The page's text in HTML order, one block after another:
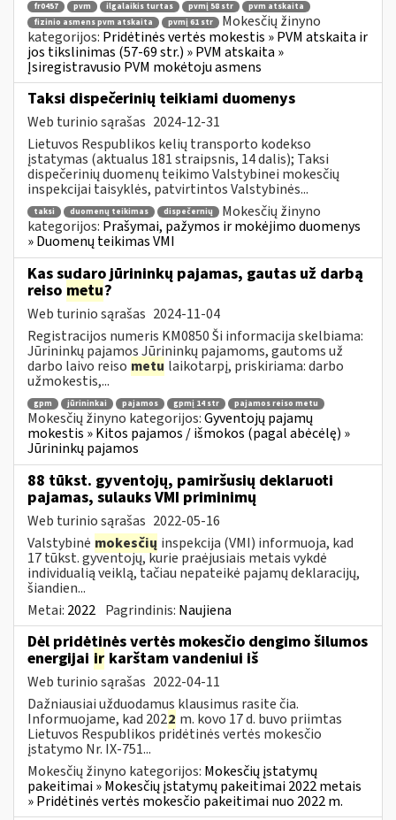
fr0457 pvm ilgalaikis turtas pvmį 58 str
pvm atskaita
fizinio asmens pvm atskaita
pvmį 61 str
Mokesčių žinyno
kategorijos: Pridėtinės vertės mokestis » PVM atskaita ir
jos tikslinimas (57-69 str.) » PVM atskaita »
Įsiregistravusio PVM mokėtoju asmens
Taksi dispečerinių teikiami duomenys
Web turinio sąrašas 2024-12-31
Lietuvos Respublikos kelių transporto kodekso
įstatymas (aktualus 181 straipsnis, 14 dalis); Taksi
dispečerinių duomenų teikimo Valstybinei mokesčių
inspekcijai taisyklės, patvirtintos Valstybinės...
taksi duomenų teikimas dispečernių
Mokesčių žinyno
kategorijos: Prašymai, pažymos ir mokėjimo duomenys
» Duomenų teikimas VMI
Kas sudaro jūrininkų pajamas, gautas už darbą
reiso metu?
Web turinio sąrašas 2024-11-04
Registracijos numeris KM0850 Ši informacija skelbiama:
Jūrininkų pajamos Jūrininkų pajamoms, gautoms už
darbo laivo reiso metu laikotarpį, priskiriama: darbo
užmokestis,...
gpm jūrininkai pajamos gpmį 14 str pajamos reiso metu
Mokesčių žinyno kategorijos:Gyventojų pajamų
mokestis » Kitos pajamos / išmokos (pagal abėcėlę) »
Jūrininkų pajamos
88 tūkst. gyventojų, pamiršusių deklaruoti
pajamas, sulauks VMI priminimų
Web turinio sąrašas 2022-05-16
Valstybinė mokesčių inspekcija (VMI) informuoja, kad
17 tūkst. gyventojų, kurie praėjusiais metais vykdė
individualią veiklą, tačiau nepateikė pajamų deklaracijų,
šiandien...
Metai: 2022 Pagrindinis: Naujiena
Dėl pridėtinės vertės mokesčio dengimo šilumos
energijai ir karštam vandeniui iš
Web turinio sąrašas 2022-04-11
Dažniausiai užduodamus klausimus rasite čia.
Informuojame, kad 2022 m. kovo 17 d. buvo priimtas
Lietuvos Respublikos pridėtinės vertės mokesčio
įstatymo Nr. IX-751...
Mokesčių žinyno kategorijos: Mokesčių įstatymų
pakeitimai » Mokesčių įstatymų pakeitimai 2022 metais
» Pridėtinės vertės mokesčio pakeitimai nuo 2022 m.